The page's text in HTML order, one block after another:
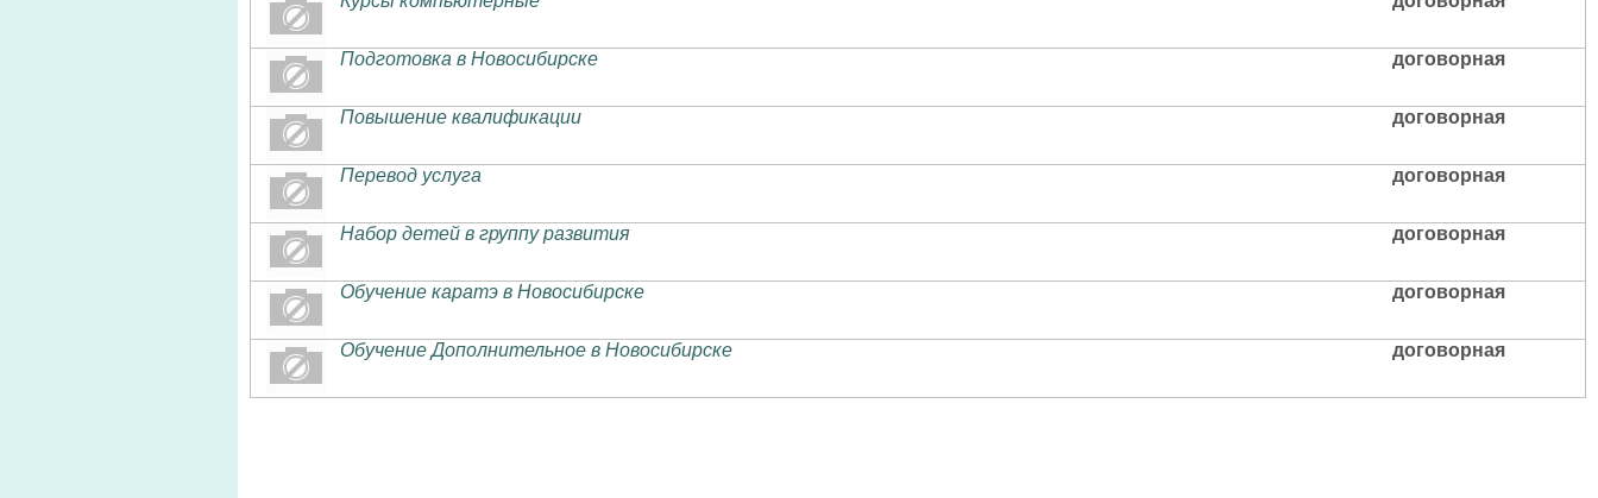
Подготовка в Новосибирске договорная
Повышение квалификации договорная
Перевод услуга договорная
Набор детей в группу развития договорная
Обучение каратэ в Новосибирске договорная
Обучение Дополнительное в Новосибирске договорная